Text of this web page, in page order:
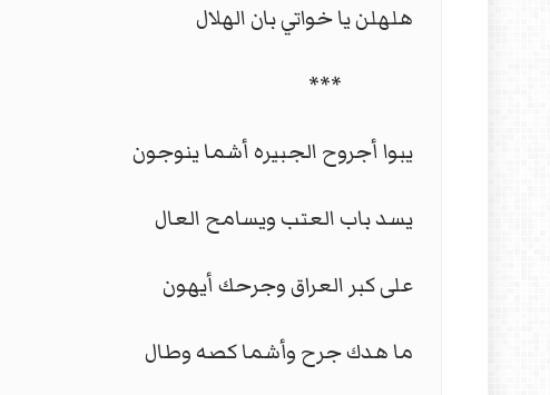
هلهلن يا خواتي بان الهلال
***
يبوا أجروح الجبيره أشما ينوجون
يسد باب العتب ويسامح العال
على كبر العراق وجرحك أيهون
ما هدك جرح وأشما كصه وطال